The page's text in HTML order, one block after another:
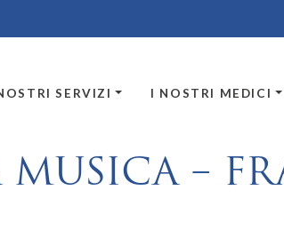
SERVIZI I NOSTRI MEDICI
–